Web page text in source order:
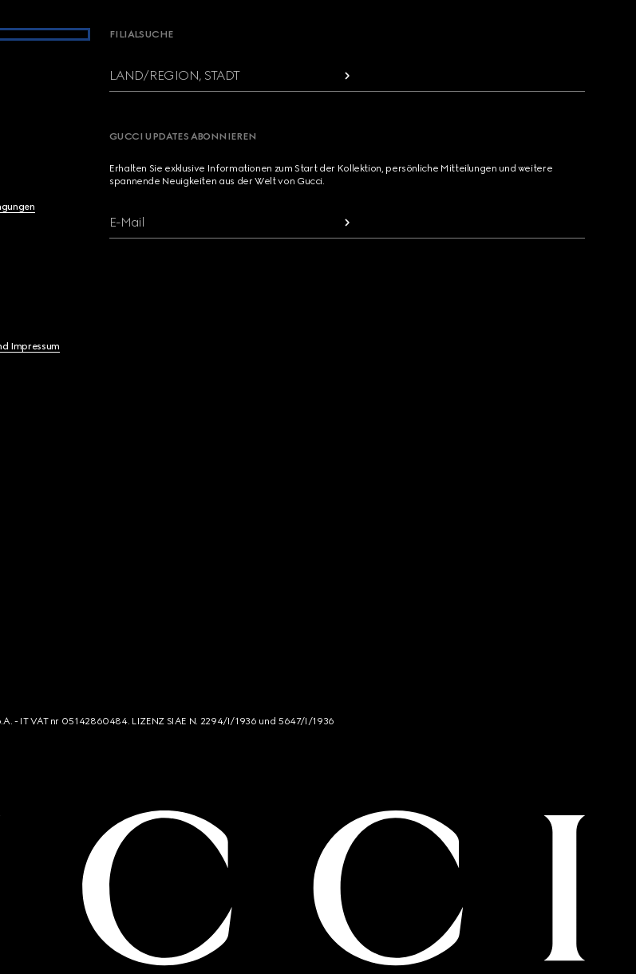
Impressum
FILIALSUCHE
LAND/REGION, STADT
GUCCI UPDATES ABONNIEREN
Erhalten Sie exklusive Informationen zum Start der Kollektion, persönliche Mitteilungen und weitere
spannende Neuigkeiten aus der Welt von Gucci.
E-Mail
- IT VAT nr 05142860484. LIZENZ SIAE N. 2294/I/1936 und 5647/I/1936